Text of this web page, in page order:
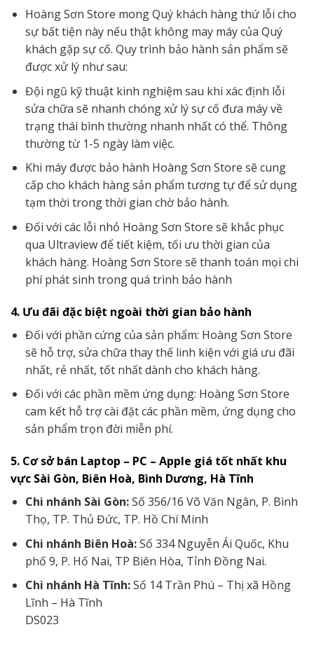
Hoàng Sơn Store mong Quý khách hàng thứ lỗi cho
sự bất tiện này nếu thật không may máy của Quý
khách gặp sự cố. Quy trình bảo hành sản phẩm sẽ
được xử lý như sau:
Đội ngũ kỹ thuật kinh nghiệm sau khi xác định lỗi
sửa chữa sẽ nhanh chóng xử lý sự cố đưa máy về
trạng thái bình thường nhanh nhất có thể. Thông
thường từ 1-5 ngày làm việc.
Khi máy được bảo hành Hoàng Sơn Store sẽ cung
cấp cho khách hàng sản phẩm tương tự để sử dụng
tạm thời trong thời gian chờ bảo hành.
Đối với các lỗi nhỏ Hoàng Sơn Store sẽ khắc phục
qua Ultraview để tiết kiệm, tối ưu thời gian của
khách hàng. Hoàng Sơn Store sẽ thanh toán mọi chi
phí phát sinh trong quá trình bảo hành
4. Ưu đãi đặc biệt ngoài thời gian bảo hành
Đối với phần cứng của sản phẩm: Hoàng Sơn Store
sẽ hỗ trợ, sửa chữa thay thế linh kiện với giá ưu đãi
nhất, rẻ nhất, tốt nhất dành cho khách hàng.
Đối với các phần mềm ứng dụng: Hoàng Sơn Store
cam kết hỗ trợ cài đặt các phần mềm, ứng dụng cho
sản phẩm trọn đời miễn phí.
5. Cơ sở bán Laptop – PC – Apple giá tốt nhất khu
vực Sài Gòn, Biên Hoà, Bình Dương, Hà Tĩnh
Chi nhánh Sài Gòn:Số 356/16 Võ Văn Ngân, P. Bình
Thọ, TP. Thủ Đức, TP. Hồ Chí Minh
Chi nhánh Biên Hoà:Số 334 Nguyễn Ái Quốc, Khu
phố 9, P. Hố Nai, TP Biên Hòa, Tỉnh Đồng Nai.
Chi nhánh Hà Tĩnh:Số 14 Trần Phú – Thị xã Hồng
Lĩnh – Hà Tĩnh
DS023